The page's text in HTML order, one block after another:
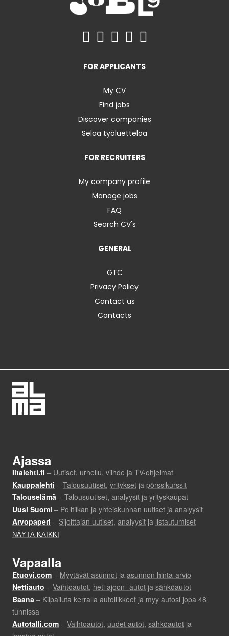
FOR APPLICANTS
My CV
Find jobs
Discover companies
Selaa työluetteloa
FOR RECRUITERS
My company profile
Manage jobs
FAQ
Search CV's
GENERAL
GTC
Privacy Policy
Contact us
Contacts